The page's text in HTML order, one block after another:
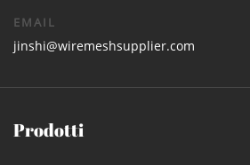
EMAIL
jinshi@wiremeshsupplier.com
Prodotti